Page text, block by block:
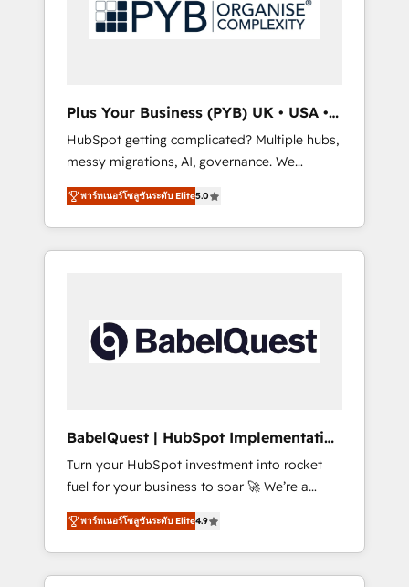
services and industrial sectors. Offices in
Johannesburg, Cape Town, Dubai & London.
Google AI Overviews. HubSpot Impact Award
- Customer First HubSpot Impact Award -
Integrations Innovation HubSpot Impact
Award - Platform Migration Excellence
HubSpot Impact Award - Platform Excellence
40+ full-time HubSpot professionals. 100s of
certifications and accreditations with
Plus Your Business (PYB) UK • USA •
Europe
HubSpot getting complicated? Multiple hubs,
messy migrations, AI, governance. We
organise that complexity, so your team can
put HubSpot to work... Welcome to our
Profile! We help with: • CRM implementation,
reports, workflows, and team training • CRM
governance for HubSpot-centred operations
A little about us: • Boutique 'Elite' team of 12 •
42001:2023 certified - the AI management
standard • GuardHub: our AI governance
framework, built on ISO 42001 Ready for the
next step? Click the 👈 '𝗖𝗼𝗻𝘁𝗮𝗰𝘁 𝗯𝘂𝘀𝗶𝗻𝗲𝘀𝘀'
button to get in touch (𝘸𝘦'𝘳𝘦 𝘴𝘶𝘱𝘦𝘳
𝘳𝘦𝘴𝘱𝘰𝘯𝘴𝘪𝘷𝘦)
พาร์ทเนอร์โซลูชันระดับ Elite5.0
BabelQuest | HubSpot Implementation
& Consultancy
Turn your HubSpot investment into rocket
fuel for your business to soar 🚀 We’re a
team of accredited HubSpot experts ready
to help you. We can implement the platform
into complex business environments,
optimise what you've got and make sure you
พาร์ทเนอร์โซลูชันระดับ Elite4.9